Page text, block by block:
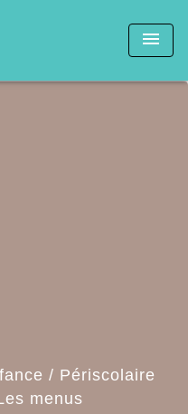
menu
/ Périscolaire
menus